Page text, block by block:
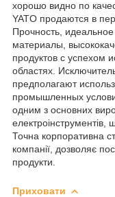
хорошо видно по
YATO продаются в
Прочность,
материалы,
продуктов с успехом
областях.
предполагают
промышленных
одним з основних
Точна корпоративна
компанії, дозволяє
продукти.
Приховати